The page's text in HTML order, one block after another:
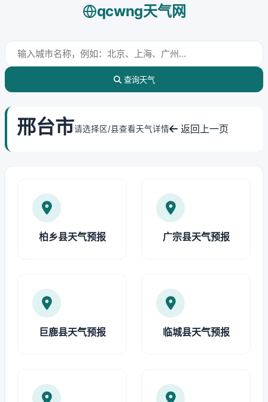
qcwng天气网
查询天气
邢台市请选择区/县查看天气详情 返回上一页
柏乡县天气预报 广宗县天气预报
巨鹿县天气预报 临城县天气预报